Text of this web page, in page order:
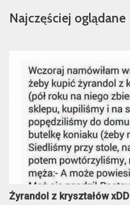
Najczęściej oglądane
Żyrandol z kryształów xDD